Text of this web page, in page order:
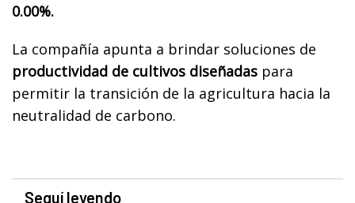
0.00%.
La compañía apunta a brindar soluciones de
productividad de cultivos diseñadas para
permitir la transición de la agricultura hacia la
neutralidad de carbono.
Seguí leyendo